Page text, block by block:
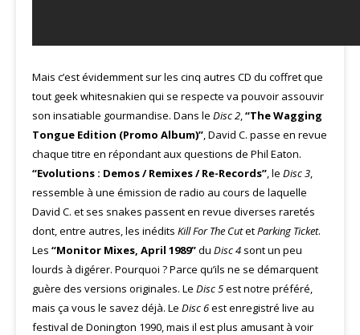
Mais c’est évidemment sur les cinq autres CD du coffret que
tout geek whitesnakien qui se respecte va pouvoir assouvir
son insatiable gourmandise. Dans le Disc 2,“The Wagging
Tongue Edition (Promo Album)”, David C. passe en revue
chaque titre en répondant aux questions de Phil Eaton.
“Evolutions : Demos / Remixes / Re-Records”, le Disc 3,
ressemble à une émission de radio au cours de laquelle
David C. et ses snakes passent en revue diverses raretés
dont, entre autres, les inédits Kill For The CutetParking Ticket.
Les “Monitor Mixes, April 1989”du Disc 4 sont un peu
lourds à digérer. Pourquoi ? Parce qu’ils ne se démarquent
guère des versions originales. Le Disc 5est notre préféré,
mais ça vous le savez déjà. Le Disc 6est enregistré live au
festival de Donington 1990, mais il est plus amusant à voir